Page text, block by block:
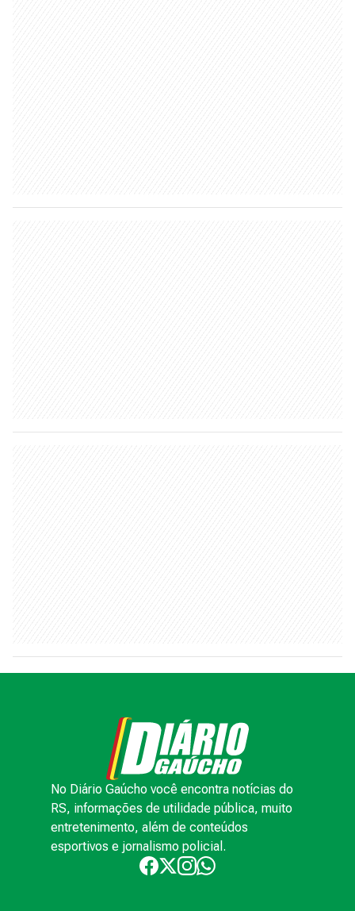
No Diário Gaúcho você encontra notícias do
RS, informações de utilidade pública, muito
entretenimento, além de conteúdos
esportivos e jornalismo policial.